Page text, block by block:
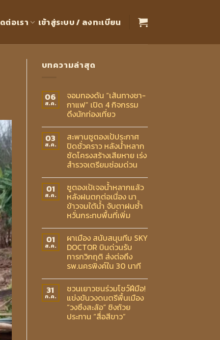
ต่อเรา เข้าสู่ระบบ / ลงทะเบียน
บทความล่าสุด
06
ส.ค.
จอมทองดัน “เส้นทางชา-
กาแฟ” เปิด 4 กิจกรรม
ดึงนักท่องเที่ยว
03
ส.ค.
สะพานซูตองเป้ประกาศ
ปิดชั่วคราว หลังน้ำหลาก
ซัดโครงสร้างเสียหาย เร่ง
สำรวจเตรียมซ่อมด่วน
01
ส.ค.
ซูตองเป้เจอน้ำหลากแล้ว
หลังฝนตกต่อเนื่อง นา
ข้าวจมใต้น้ำ จับตาฝนซ้ำ
หวั่นกระทบพื้นที่เพิ่ม
01
ส.ค.
ผาเมือง สนับสนุนทีม SKY
DOCTOR บินด่วนรับ
ทารกวิกฤติ ส่งต่อถึง
รพ.นครพิงค์ใน 30 นาที
31
ก.ค.
ชวนเยาวชนร่วมโชว์ฝีมือ!
แข่งขันวงดนตรีพื้นเมือง
“วงซึงสะล้อ” ชิงถ้วย
ประทาน “สื่อสีขาว”